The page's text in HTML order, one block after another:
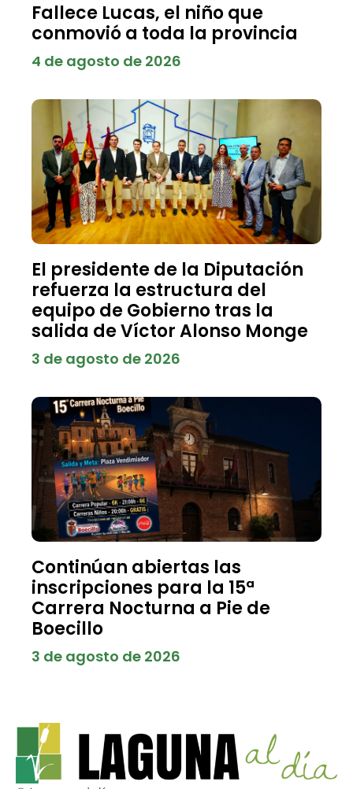
Fallece Lucas, el niño que
conmovió a toda la provincia
4 de agosto de 2026
El presidente de la Diputación
refuerza la estructura del
equipo de Gobierno tras la
salida de Víctor Alonso Monge
3 de agosto de 2026
Continúan abiertas las
inscripciones para la 15ª
Carrera Nocturna a Pie de
Boecillo
3 de agosto de 2026